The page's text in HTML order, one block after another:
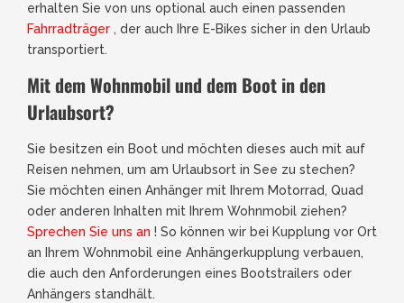
erhalten Sie von uns optional auch einen passenden
Fahrradträger , der auch Ihre E-Bikes sicher in den Urlaub
transportiert.
Mit dem Wohnmobil und dem Boot in den
Urlaubsort?
Sie besitzen ein Boot und möchten dieses auch mit auf
Reisen nehmen, um am Urlaubsort in See zu stechen?
Sie möchten einen Anhänger mit Ihrem Motorrad, Quad
oder anderen Inhalten mit Ihrem Wohnmobil ziehen?
Sprechen Sie uns an ! So können wir bei Kupplung vor Ort
an Ihrem Wohnmobil eine Anhängerkupplung verbauen,
die auch den Anforderungen eines Bootstrailers oder
Anhängers standhält.